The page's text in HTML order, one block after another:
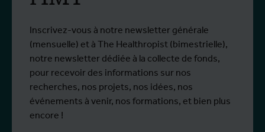
de 430 sont décédées.
Inscrivez-vous à notre newsletter générale
(mensuelle) et à The Healthropist (bimestrielle),
notre newsletter dédiée à la collecte de fonds,
pour recevoir des informations sur nos
recherches, nos projets, nos idées, nos
événements à venir, nos formations, et bien plus
encore !